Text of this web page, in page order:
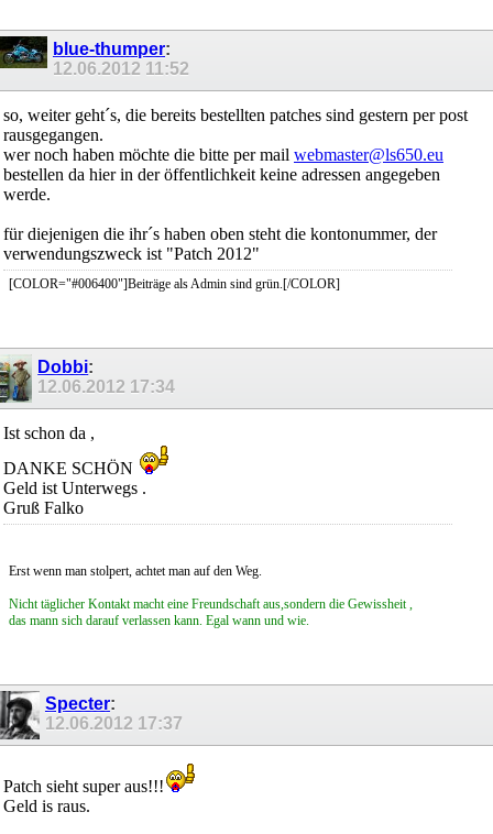
blue-thumper:
12.06.2012 11:52
so, weiter geht´s, die bereits bestellten patches sind gestern per post
rausgegangen.
wer noch haben möchte die bitte per mail webmaster@ls650.eu
bestellen da hier in der öffentlichkeit keine adressen angegeben
werde.
für diejenigen die ihr´s haben oben steht die kontonummer, der
verwendungszweck ist "Patch 2012"
[COLOR="#006400"]Beiträge als Admin sind grün.[/COLOR]
Dobbi:
12.06.2012 17:34
Ist schon da ,
DANKE SCHÖN
Geld ist Unterwegs .
Gruß Falko
Erst wenn man stolpert, achtet man auf den Weg.
Nicht täglicher Kontakt macht eine Freundschaft aus,sondern die Gewissheit ,
das mann sich darauf verlassen kann. Egal wann und wie.
Specter:
12.06.2012 17:37
Patch sieht super aus!!!
Geld is raus.